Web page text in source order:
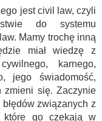
jest civil law, czyli
do systemu
Mamy trochę inną
miał wiedzę z
karnego,
jego świadomość,
zmieni się. Zaczynie
związanych z
które go czekają w